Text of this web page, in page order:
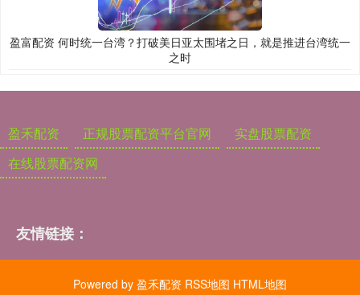
盈富配资 何时统一台湾？打破美日亚太围堵之日，就是推进台湾统一
之时
盈禾配资 正规股票配资平台官网
实盘股票配资
在线股票配资网
友情链接：
Powered by 盈禾配资 RSS地图 HTML地图